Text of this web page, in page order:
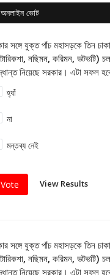
অনলাইন ভোট
সঙ্গে যুক্ত পাঁচ মহাসড়কে তিন
নছিমন, করিমন, ভটভটি)
নিয়েছে সরকার। এটা সফল
হ্যাঁ
না
মন্তব্য নেই
Vote View Results
সঙ্গে যুক্ত পাঁচ মহাসড়কে তিন
নছিমন, করিমন, ভটভটি)
নিয়েছে সরকার। এটা সফল